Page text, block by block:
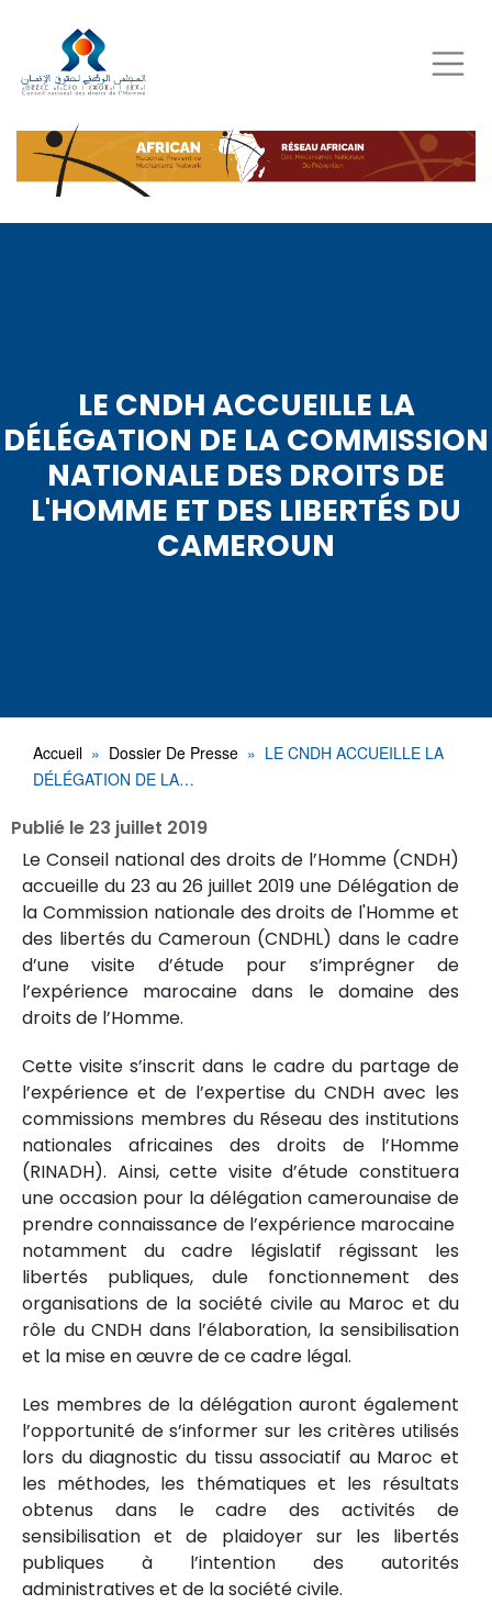
au
contenu
principal
LE CNDH ACCUEILLE LA
DÉLÉGATION DE LA COMMISSION
NATIONALE DES DROITS DE
L'HOMME ET DES LIBERTÉS DU
CAMEROUN
Accueil Dossier De Presse
LE CNDH ACCUEILLE LA
DÉLÉGATION DE LA…
Publié le 23 juillet 2019
Le Conseil national des droits de l’Homme (CNDH)
accueille du 23 au 26 juillet 2019 une Délégation de
la Commission nationale des droits de l'Homme et
des libertés du Cameroun (CNDHL) dans le cadre
d’une visite d’étude pour s’imprégner de
l’expérience marocaine dans le domaine des
droits de l’Homme.
Cette visite s’inscrit dans le cadre du partage de
l’expérience et de l’expertise du CNDH avec les
commissions membres du Réseau des institutions
nationales africaines des droits de l’Homme
(RINADH). Ainsi, cette visite d’étude constituera
une occasion pour la délégation camerounaise de
prendre connaissance de l’expérience marocaine
notamment du cadre législatif régissant les
libertés publiques, dule fonctionnement des
organisations de la société civile au Maroc et du
rôle du CNDH dans l’élaboration, la sensibilisation
et la mise en œuvre de ce cadre légal.
Les membres de la délégation auront également
l’opportunité de s’informer sur les critères utilisés
lors du diagnostic du tissu associatif au Maroc et
les méthodes, les thématiques et les résultats
obtenus dans le cadre des activités de
sensibilisation et de plaidoyer sur les libertés
publiques à l’intention des autorités
administratives et de la société civile.